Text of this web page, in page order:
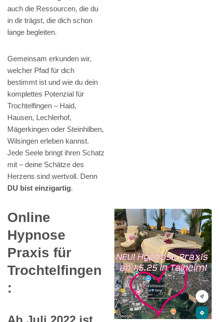
auch die Ressourcen, die du
in dir trägst, die dich schon
lange begleiten.
Gemeinsam erkunden wir,
welcher Pfad für dich
bestimmt ist und wie du dein
komplettes Potenzial für
Trochtelfingen – Haid,
Hausen, Lechlerhof,
Mägerkingen oder Steinhilben,
Wilsingen erleben kannst.
Jede Seele bringt ihren Schatz
mit – deine Schätze des
Herzens sind wertvoll. Denn
DU bist einzigartig.
Online
Hypnose
Praxis für
Trochtelfingen
: